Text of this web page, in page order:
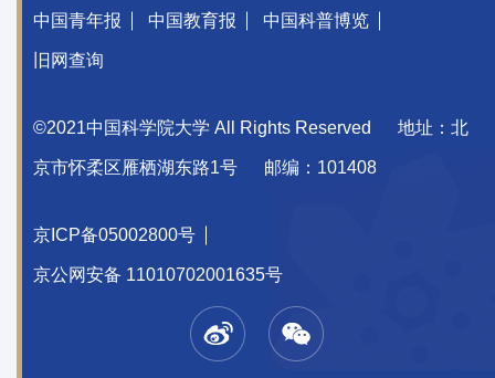
中国青年报 中国教育报 中国科普博览
旧网查询
©2021中国科学院大学 All Rights Reserved 地址：北
京市怀柔区雁栖湖东路1号 邮编：101408
京ICP备05002800号
京公网安备 11010702001635号